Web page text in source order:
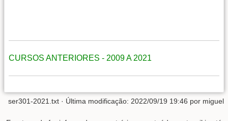
CURSOS ANTERIORES - 2009 A 2021
ser301-2021.txt · Última modificação: 2022/09/19 19:46 por miguel